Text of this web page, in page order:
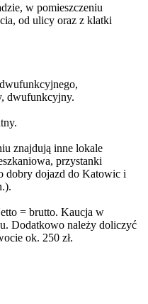
w pomieszczeniu
od ulicy oraz z klatki
dwufunkcyjny.
znajdują inne lokale
przystanki
dobry dojazd do Katowic i
= brutto. Kaucja w
Dodatkowo należy doliczyć
ok. 250 zł.